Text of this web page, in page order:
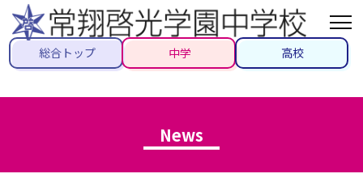
総合トップ 中学 高校
News